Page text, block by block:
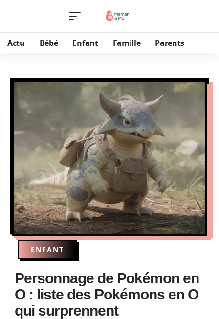
Actu Bébé Enfant Famille Parents
ENFANT
Personnage de Pokémon en
O : liste des Pokémons en O
qui surprennent